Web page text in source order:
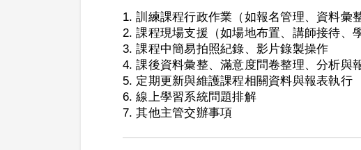
1. 訓練課程行政作業（如報名管理、資料彙
2. 課程現場支援（如場地布置、講師接待、
3. 課程中簡易拍照紀錄、影片錄製操作
4. 課後資料彙整、滿意度問卷整理、分析與
5. 定期更新與維護課程相關資料與報表執行
6. 線上學習系統問題排解
7. 其他主管交辦事項